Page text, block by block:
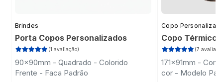
Brindes
Porta Copos Personalizados
(1 avaliação)
90x90mm - Quadrado - Colorido
Frente - Faca Padrão
Copo
Copo Térmico
(7
171x91mm -
cor - Modelo